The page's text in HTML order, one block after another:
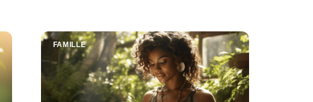
FAMILLE